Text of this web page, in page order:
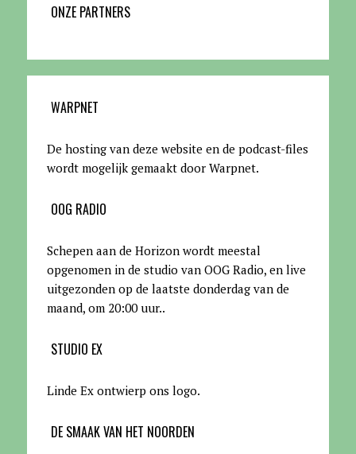
ONZE PARTNERS
WARPNET
De hosting van deze website en de podcast-files
wordt mogelijk gemaakt door Warpnet.
OOG RADIO
Schepen aan de Horizon wordt meestal
opgenomen in de studio van OOG Radio, en live
uitgezonden op de laatste donderdag van de
maand, om 20:00 uur..
STUDIO EX
Linde Ex ontwierp ons logo.
DE SMAAK VAN HET NOORDEN